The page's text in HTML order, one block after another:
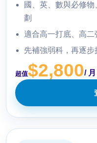
國、英、數與必修
劃
適合高一打底、高
先補強弱科，再逐
超值$2,800/ 月